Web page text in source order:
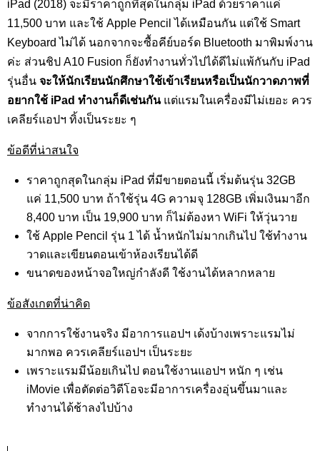
iPad (2018) จะมีราคาถูกที่สุดในกลุ่ม iPad ด้วยราคาแค่
11,500 บาท และใช้ Apple Pencil ได้เหมือนกัน แต่ใช้ Smart
Keyboard ไม่ได้ นอกจากจะซื้อคีย์บอร์ด Bluetooth มาพิมพ์งาน
ค่ะ ส่วนชิป A10 Fusion ก็ยังทำงานทั่วไปได้ดีไม่แพ้กันกับ iPad
รุ่นอื่น จะให้นักเรียนนักศึกษาใช้เข้าเรียนหรือเป็นนักวาดภาพที่
อยากใช้ iPad ทำงานก็ดีเช่นกันแต่แรมในเครื่องมีไม่เยอะ ควร
เคลียร์แอปฯ ทิ้งเป็นระยะ ๆ
ข้อดีที่น่าสนใจ
ราคาถูกสุดในกลุ่ม iPad ที่มีขายตอนนี้ เริ่มต้นรุ่น 32GB
แค่ 11,500 บาท ถ้าใช้รุ่น 4G ความจุ 128GB เพิ่มเงินมาอีก
8,400 บาท เป็น 19,900 บาท ก็ไม่ต้องหา WiFi ให้วุ่นวาย
ใช้ Apple Pencil รุ่น 1 ได้ น้ำหนักไม่มากเกินไป ใช้ทำงาน
วาดและเขียนตอนเข้าห้องเรียนได้ดี
ขนาดของหน้าจอใหญ่กำลังดี ใช้งานได้หลากหลาย
ข้อสังเกตที่น่าคิด
จากการใช้งานจริง มีอาการแอปฯ เด้งบ้างเพราะแรมไม่
มากพอ ควรเคลียร์แอปฯ เป็นระยะ
เพราะแรมมีน้อยเกินไป ตอนใช้งานแอปฯ หนัก ๆ เช่น
iMovie เพื่อตัดต่อวิดีโอจะมีอาการเครื่องอุ่นขึ้นมาและ
ทำงานได้ช้าลงไปบ้าง